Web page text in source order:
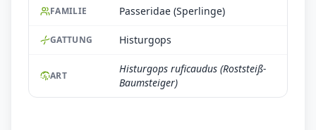
FAMILIE Passeridae (Sperlinge)
GATTUNG Histurgops
ART
Histurgops ruficaudus (Roststeiß-
Baumsteiger)